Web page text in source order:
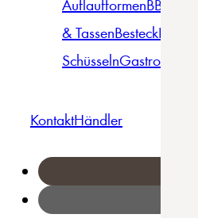
AuflaufformenBBQ
& TassenBesteckBowls &
SchüsselnGastro
KontaktHändler